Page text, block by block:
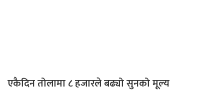
एकैदिन तोलामा ८ हजारले बढ्यो सुनको मूल्य